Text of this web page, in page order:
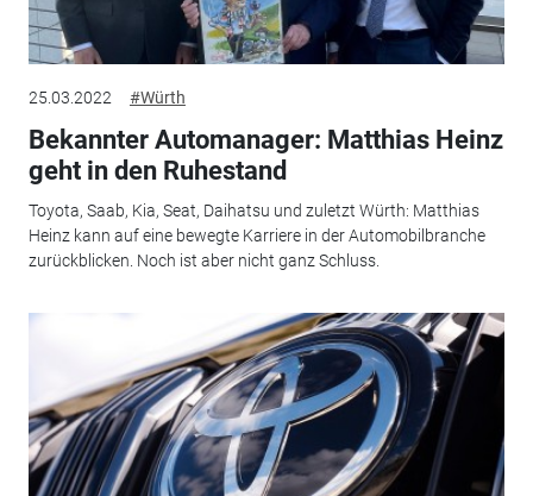
25.03.2022 #Würth
Bekannter Automanager: Matthias Heinz
geht in den Ruhestand
Toyota, Saab, Kia, Seat, Daihatsu und zuletzt Würth: Matthias
Heinz kann auf eine bewegte Karriere in der Automobilbranche
zurückblicken. Noch ist aber nicht ganz Schluss.